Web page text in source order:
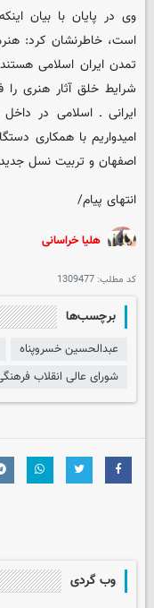
وی در پایان با بیان
است، خاطرنشان کرد:
تمدن ایران اسلامی
شرایط خلق آثار هنری
ایرانی ـ اسلامی در
امیدواریم با همکاری
اصفهان و تربیت نسل
انتهای پیام/
هلیا خراسانی
کد مطلب: 1309477
برچسب‌ها
عبدالحسین خسروپناه
شورای عالی انقلاب
وب گردی